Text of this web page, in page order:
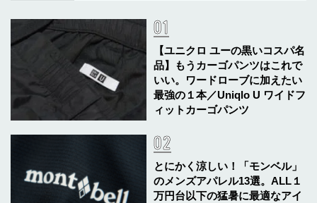
【ユニクロ ユーの黒いコスパ名
品】もうカーゴパンツはこれで
いい。ワードローブに加えたい
最強の１本／Uniqlo U ワイドフ
ィットカーゴパンツ
とにかく涼しい！「モンベル」
のメンズアパレル13選。ALL１
万円台以下の猛暑に最適なアイ